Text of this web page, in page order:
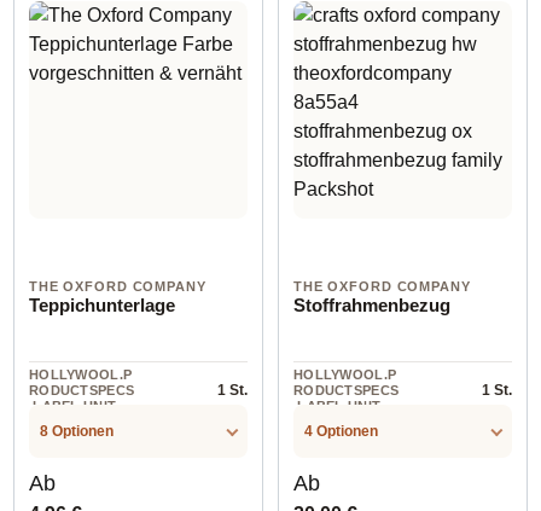
THE OXFORD COMPANY
Teppichunterlage
HOLLYWOOL.P
RODUCTSPECS
.LABEL.UNIT
1 St.
8 Optionen
Regulärer Preis:
Ab
THE OXFORD COMPANY
Stoffrahmenbezug
HOLLYWOOL.P
RODUCTSPECS
.LABEL.UNIT
1 St.
4 Optionen
Regulärer Preis:
Ab